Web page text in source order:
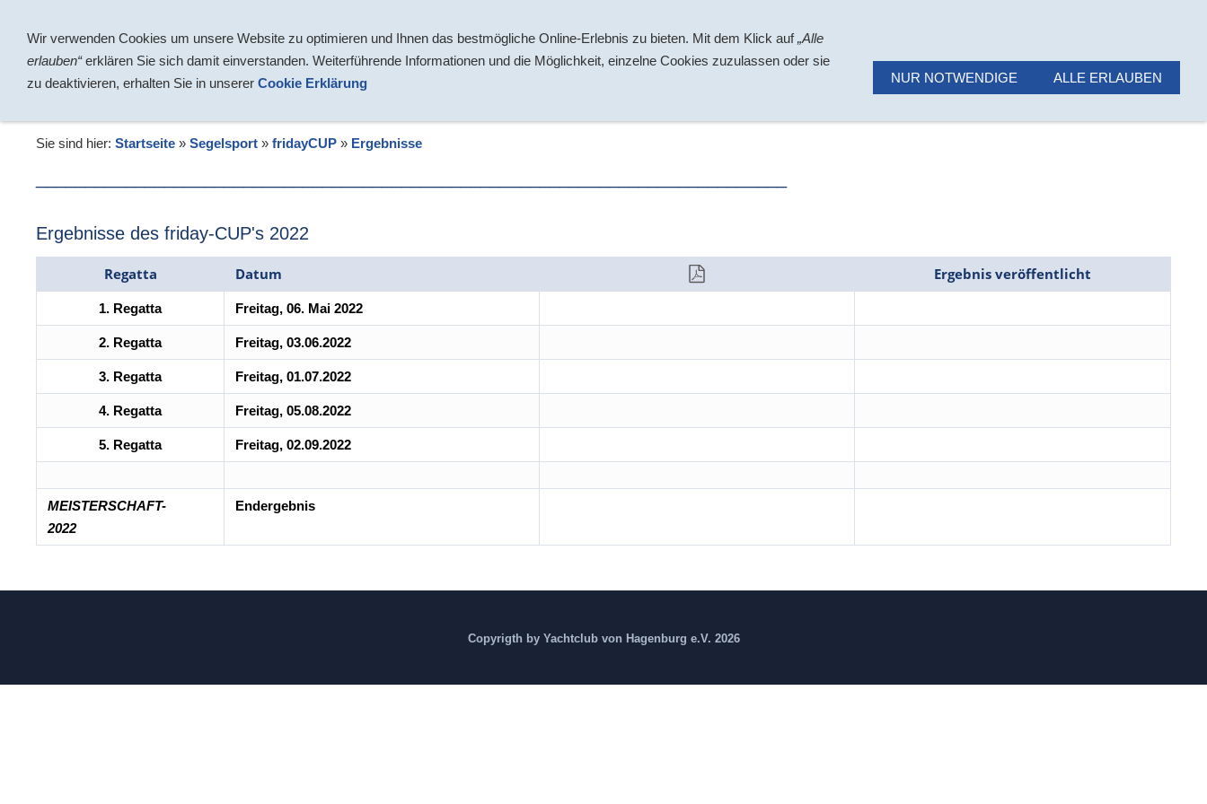
Ergebnisse
Sie sind hier: Startseite » Segelsport » fridayCUP » Ergebnisse
Ergebnisse des friday-CUP's 2022
Regatta Datum Ergebnis veröffentlicht
1. Regatta Freitag, 06. Mai 2022
2. Regatta Freitag, 03.06.2022
3. Regatta Freitag, 01.07.2022
4. Regatta Freitag, 05.08.2022
5. Regatta Freitag, 02.09.2022
MEISTERSCHAFT-
2022
Endergebnis
Copyrigth by Yachtclub von Hagenburg e.V. 2026
Wir verwenden Cookies um unsere Website zu optimieren und Ihnen das bestmögliche Online-Erlebnis zu bieten. Mit dem Klick auf„Alle
erlauben“erklären Sie sich damit einverstanden. Weiterführende Informationen und die Möglichkeit, einzelne Cookies zuzulassen oder sie
zu deaktivieren, erhalten Sie in unserer Cookie Erklärung NUR NOTWENDIGE ALLE ERLAUBEN